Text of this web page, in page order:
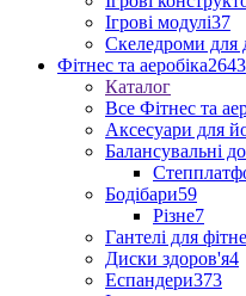
Ігрові модулі37
Скеледроми для
Фітнес та аеробіка2643
Каталог
Все Фітнес та
Аксесуари для
Балансувальні
Бодібари59
Різне7
Гантелі для
Диски здоров'я4
Еспандери373